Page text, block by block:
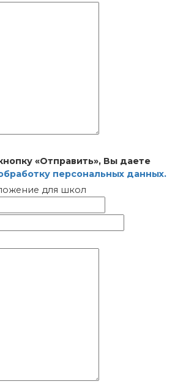
«Отправить», Вы даете
персональных данных.
для школ